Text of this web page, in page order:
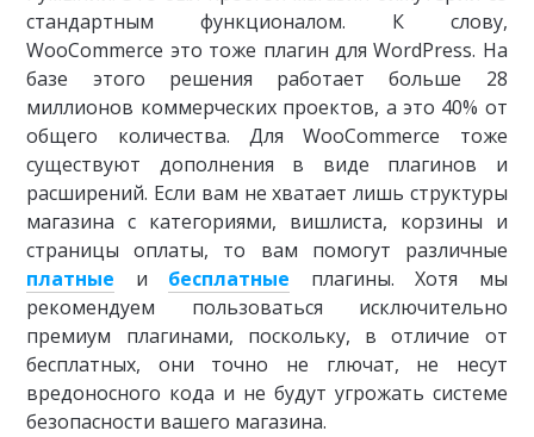
стандартным функционалом. К слову,
WooCommerce это тоже плагин для WordPress. На
базе этого решения работает больше 28
миллионов коммерческих проектов, а это 40% от
общего количества. Для WooCommerce тоже
существуют дополнения в виде плагинов и
расширений. Если вам не хватает лишь структуры
магазина с категориями, вишлиста, корзины и
страницы оплаты, то вам помогут различные
платные и бесплатные плагины. Хотя мы
рекомендуем пользоваться исключительно
премиум плагинами, поскольку, в отличие от
бесплатных, они точно не глючат, не несут
вредоносного кода и не будут угрожать системе
безопасности вашего магазина.